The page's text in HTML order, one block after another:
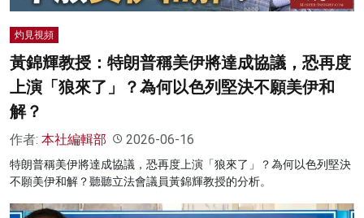
灼見視頻
黃錦輝教授：特朗普稱美伊將達成協議，恐再度
上演「狼來了」？為何以色列堅決不願美伊和
解？
作者: 本社編輯部 2026-06-16
特朗普稱美伊將達成協議，恐再度上演「狼來了」？為何以色列堅決
不願美伊和解？聽聽立法會議員黃錦輝教授的分析。